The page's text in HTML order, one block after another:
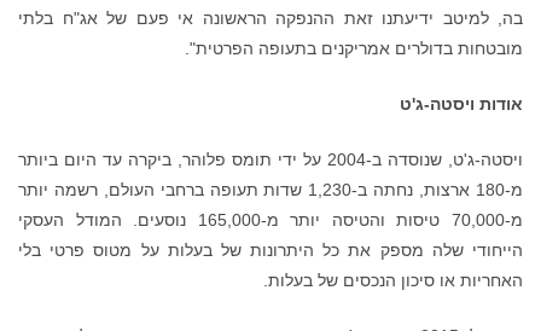
בה, למיטב ידיעתנו זאת ההנפקה הראשונה אי פעם של אג"ח בלתי
מובטחות בדולרים אמריקנים בתעופה הפרטית".
אודות ויסטה-ג'ט
ויסטה-ג'ט, שנוסדה ב-2004 על ידי תומס פלוהר, ביקרה עד היום ביותר
מ-180 ארצות, נחתה ב-1,230 שדות תעופה ברחבי העולם, רשמה יותר
מ-70,000 טיסות והטיסה יותר מ-165,000 נוסעים. המודל העסקי
הייחודי שלה מספק את כל היתרונות של בעלות על מטוס פרטי בלי
האחריות או סיכון הנכסים של בעלות.